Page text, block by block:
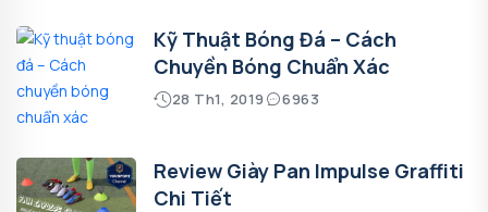
Kỹ Thuật Bóng Đá – Cách
Chuyền Bóng Chuẩn Xác
28 Th1, 2019 6963
Review Giày Pan Impulse Graffiti
Chi Tiết